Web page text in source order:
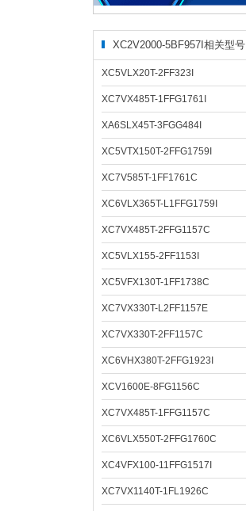
XC2V2000-5BF957I相关型号
XC5VLX20T-2FF323I
XC7VX485T-1FFG1761I
XA6SLX45T-3FGG484I
XC5VTX150T-2FFG1759I
XC7V585T-1FF1761C
XC6VLX365T-L1FFG1759I
XC7VX485T-2FFG1157C
XC5VLX155-2FF1153I
XC5VFX130T-1FF1738C
XC7VX330T-L2FF1157E
XC7VX330T-2FF1157C
XC6VHX380T-2FFG1923I
XCV1600E-8FG1156C
XC7VX485T-1FFG1157C
XC6VLX550T-2FFG1760C
XC4VFX100-11FFG1517I
XC7VX1140T-1FL1926C